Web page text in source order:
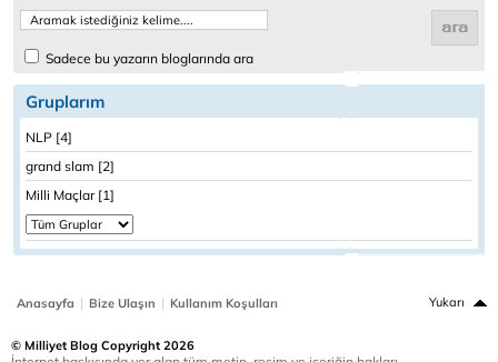
Sadece bu yazarın bloglarında ara
Gruplarım
NLP [4]
grand slam [2]
Milli Maçlar [1]
Anasayfa | Bize Ulaşın | Kullanım Koşulları Yukarı
© Milliyet Blog Copyright 2026